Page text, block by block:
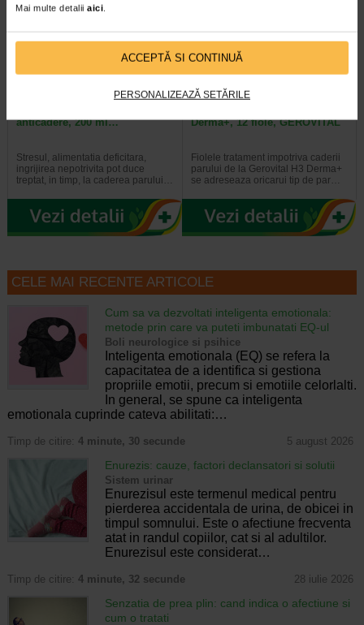
Mai multe detalii aici.
ACCEPTĂ SI CONTINUĂ
PERSONALIZEAZĂ SETĂRILE
anticadere, 200 ml…
Stresul, alimentatia deficitara,
ingrijirea nepotrivita pot duce
treptat, in timp, la caderea parului…
Derma+, 12 fiole, GEROVITAL
Fiolele tratament impotriva caderii
parului de la Gerovital H3 Derma+
se adreseaza oricarui tip de par…
CELE MAI RECENTE ARTICOLE
Cum sa va dezvoltati inteligenta emotionala:
metode prin care va puteti imbunatati EQ-ul
Boli neurologice si psihice
Inteligenta emotionala (EQ) se refera la
capacitatea de a identifica si gestiona
propriile emotii, precum si emotiile celorlalti.
In general, se spune ca inteligenta
emotionala cuprinde cateva abilitati:…
Timp de citire: 4 minute, 30 secunde 5 august 2026
Enurezis: cauze, factori declansatori si solutii
Sistem urinar
Enurezisul este termenul medical pentru
pierderea accidentala de urina, de obicei in
timpul somnului. Este o afectiune frecventa
atat in randul copiilor, cat si al adultilor.
Enurezisul este considerat…
Timp de citire: 4 minute, 32 secunde 28 iulie 2026
Senzatia de prea plin: cand indica o afectiune si
cum o tratati